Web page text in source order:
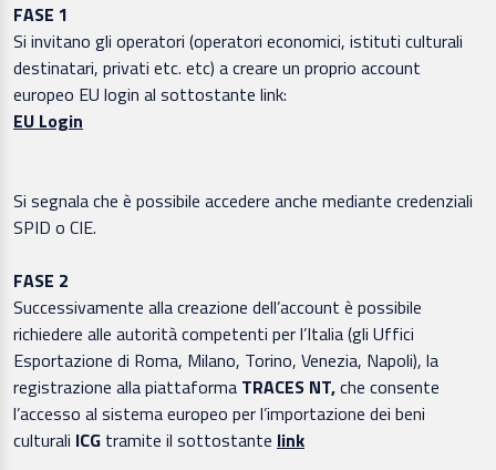
FASE 1
Si invitano gli operatori (operatori economici, istituti culturali
destinatari, privati etc. etc) a creare un proprio account
europeo EU login al sottostante link:
EU Login
Si segnala che è possibile accedere anche mediante credenziali
SPID o CIE.
FASE 2
Successivamente alla creazione dell’account è possibile
richiedere alle autorità competenti per l’Italia (gli Uffici
Esportazione di Roma, Milano, Torino, Venezia, Napoli), la
registrazione alla piattaforma TRACES NT,che consente
l’accesso al sistema europeo per l’importazione dei beni
culturali ICG tramite il sottostante link